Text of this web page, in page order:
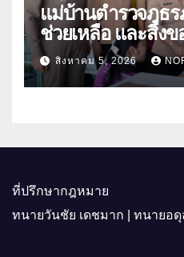
แม่บ้านตำรวจภูธร
ช่วยเหลือ และสิ่ง
ธิดา ข้าราชการตำรวจจังหวัด
อุทัยธานี
สิงหาคม 5, 2026
ที่ปรึกษากฎหมาย
ทนายวันชัย เดชมาก | ทนายอดุ